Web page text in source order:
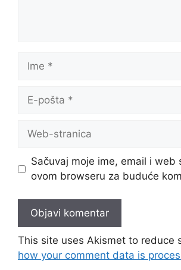
Ime
pošta
Web-
Sačuvaj moje ime, email i web
ovom browseru za buduće
This site uses Akismet to reduce
how your comment data is